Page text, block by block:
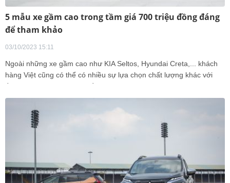
5 mẫu xe gầm cao trong tầm giá 700 triệu đồng đáng
để tham khảo
03/10/2023 15:11
Ngoài những xe gầm cao như KIA Seltos, Hyundai Creta,... khách
hàng Việt cũng có thể có nhiều sự lựa chọn chất lượng khác với
tầm giá khoảng 700 triệu đồng